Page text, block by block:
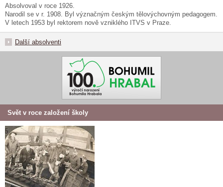
Absolvoval v roce 1926.
Narodil se v r. 1908. Byl význačným českým tělovýchovným pedagogem.
V letech 1953 byl rektorem nově vzniklého ITVS v Praze.
Další absolventi
Svět v roce založení školy